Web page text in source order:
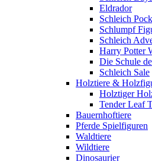
Eldrador
Schleich
Schlumpf
Schleich
Harry Potter
Die Schule
Schleich Sale
Holztiere &
Holztiger
Tender Leaf
Bauernhoftiere
Pferde Spielfiguren
Waldtiere
Wildtiere
Dinosaurier